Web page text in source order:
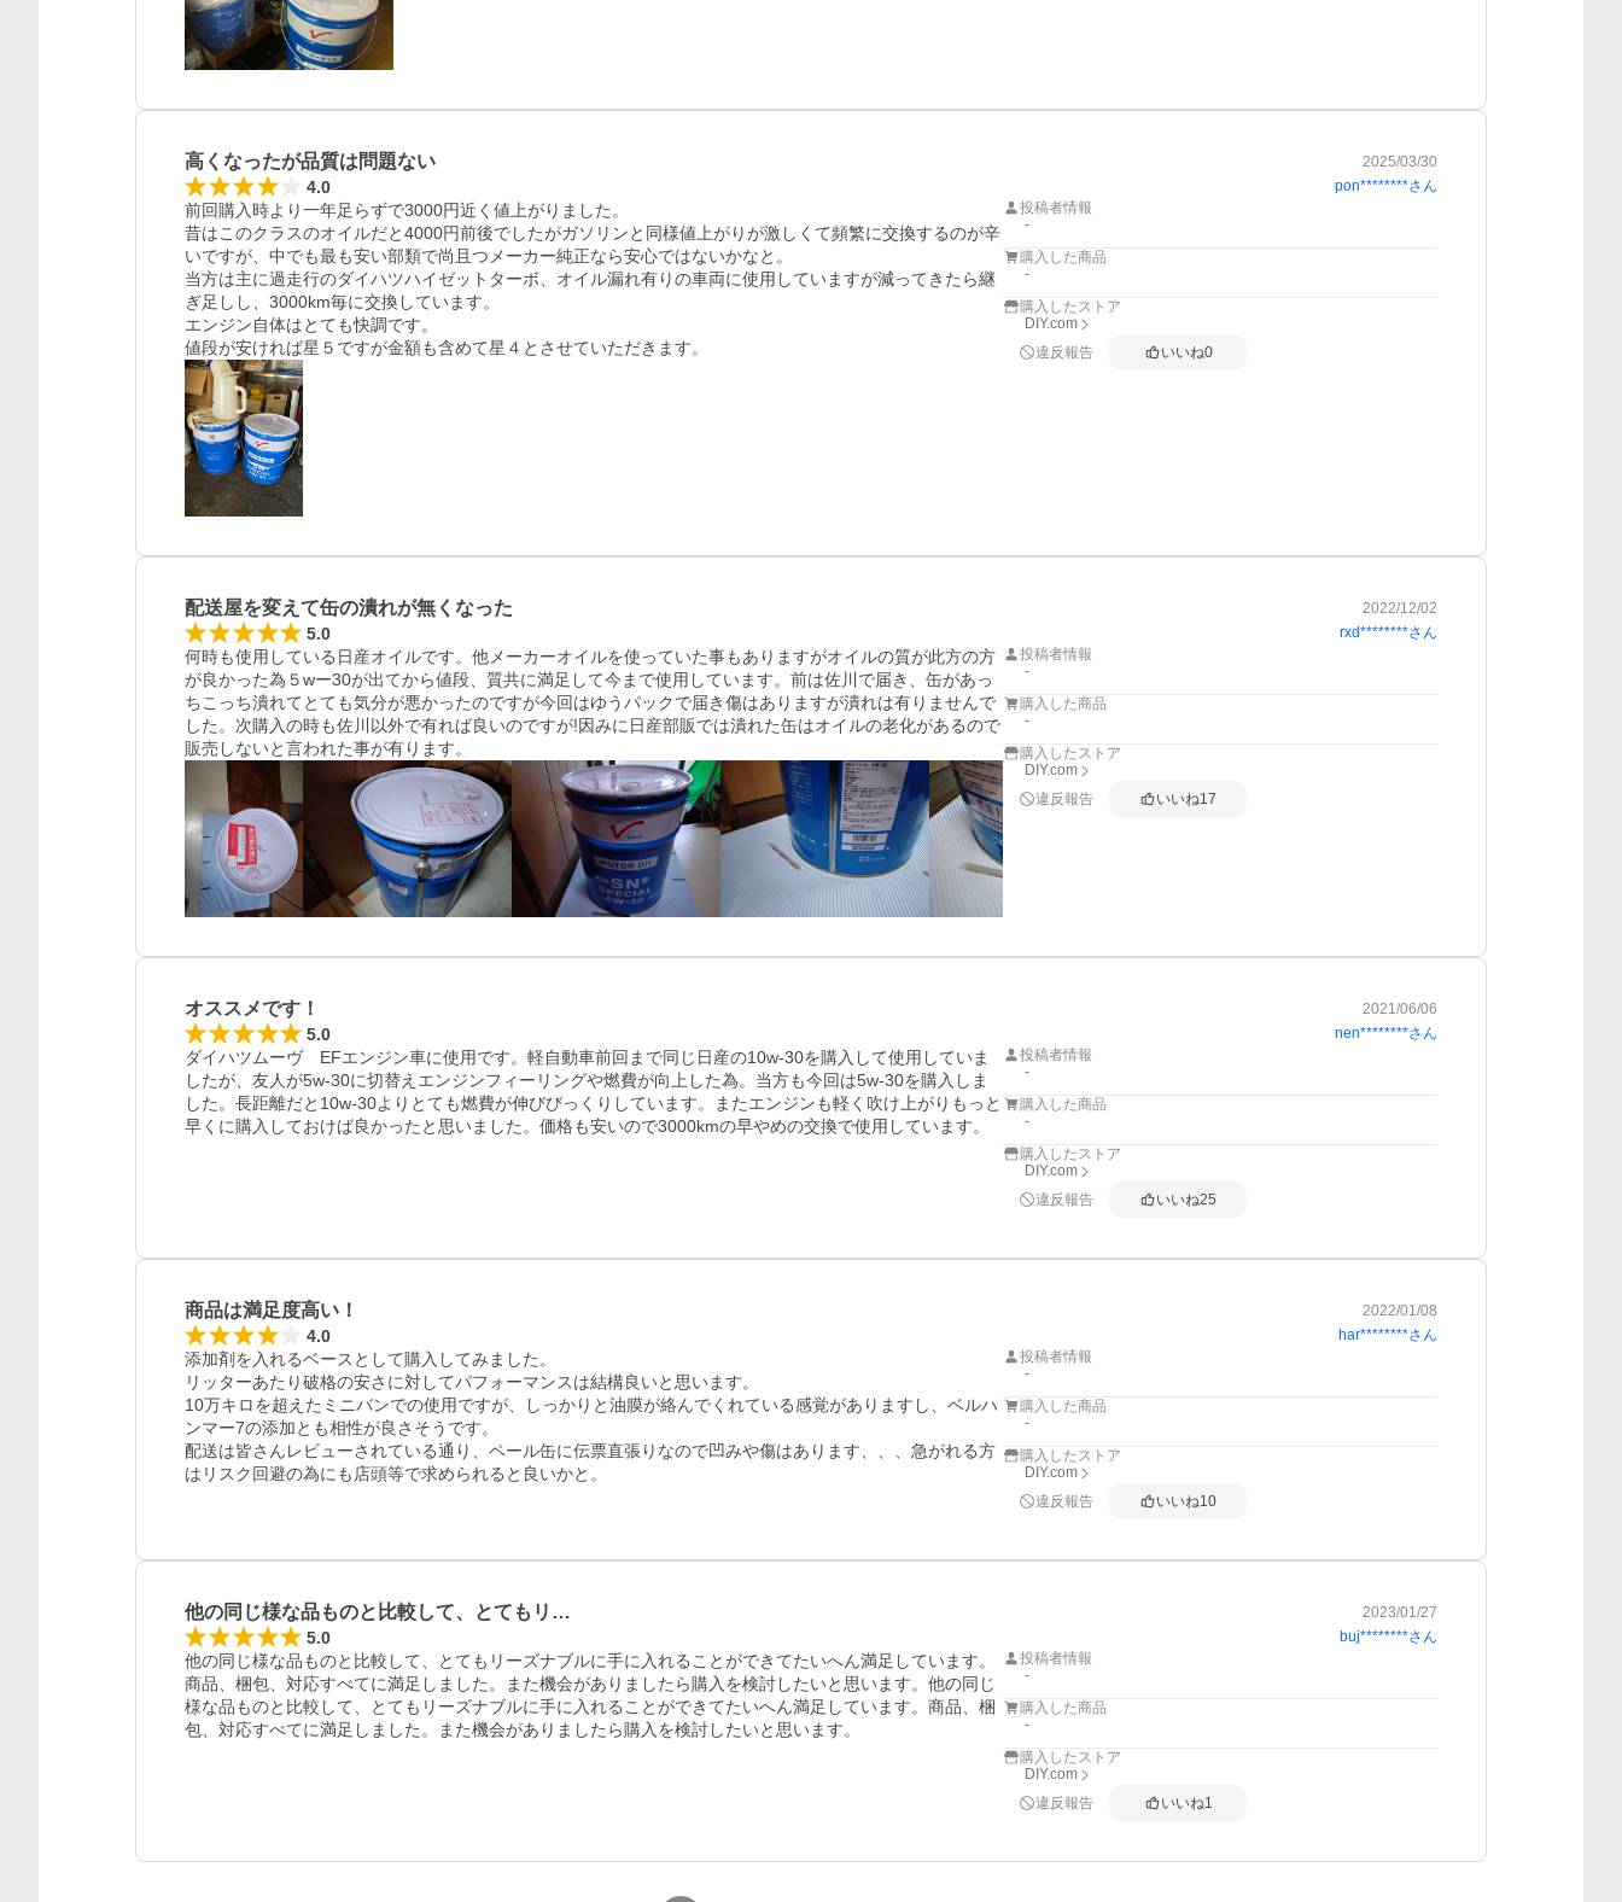
高くなったが品質は問題ない 2025/03/30
4.0 pon********さん
前回購入時より一年足らずで3000円近く値上がりました。
昔はこのクラスのオイルだと4000円前後でしたがガソリンと同様値上がりが激しくて頻繁に交換するのが辛
いですが、中でも最も安い部類で尚且つメーカー純正なら安心ではないかなと。
当方は主に過走行のダイハツハイゼットターボ、オイル漏れ有りの車両に使用していますが減ってきたら継
ぎ足しし、3000km毎に交換しています。
エンジン自体はとても快調です。
値段が安ければ星５ですが金額も含めて星４とさせていただきます。
投稿者情報
-
購入した商品
-
購入したストア
DIY.com
違反報告
いいね0
配送屋を変えて缶の潰れが無くなった 2022/12/02
5.0 rxd********さん
何時も使用している日産オイルです。他メーカーオイルを使っていた事もありますがオイルの質が此方の方
が良かった為５wー30が出てから値段、質共に満足して今まで使用しています。前は佐川で届き、缶があっ
ちこっち潰れてとても気分が悪かったのですが今回はゆうパックで届き傷はありますが潰れは有りませんで
した。次購入の時も佐川以外で有れば良いのですが!因みに日産部販では潰れた缶はオイルの老化があるので
販売しないと言われた事が有ります。
投稿者情報
-
購入した商品
-
購入したストア
DIY.com
違反報告
いいね17
オススメです！ 2021/06/06
5.0 nen********さん
ダイハツムーヴ　EFエンジン車に使用です。軽自動車前回まで同じ日産の10w-30を購入して使用していま
したが、友人が5w-30に切替えエンジンフィーリングや燃費が向上した為。当方も今回は5w-30を購入しま
した。長距離だと10w-30よりとても燃費が伸びびっくりしています。またエンジンも軽く吹け上がりもっと
早くに購入しておけば良かったと思いました。価格も安いので3000kmの早やめの交換で使用しています。
投稿者情報
-
購入した商品
-
購入したストア
DIY.com
違反報告
いいね25
商品は満足度高い！ 2022/01/08
4.0 har********さん
添加剤を入れるベースとして購入してみました。
リッターあたり破格の安さに対してパフォーマンスは結構良いと思います。
10万キロを超えたミニバンでの使用ですが、しっかりと油膜が絡んでくれている感覚がありますし、ベルハ
ンマー7の添加とも相性が良さそうです。
配送は皆さんレビューされている通り、ペール缶に伝票直張りなので凹みや傷はあります、、、急がれる方
はリスク回避の為にも店頭等で求められると良いかと。
投稿者情報
-
購入した商品
-
購入したストア
DIY.com
違反報告
いいね10
他の同じ様な品ものと比較して、とてもリ… 2023/01/27
5.0 buj********さん
他の同じ様な品ものと比較して、とてもリーズナブルに手に入れることができてたいへん満足しています。
商品、梱包、対応すべてに満足しました。また機会がありましたら購入を検討したいと思います。他の同じ
様な品ものと比較して、とてもリーズナブルに手に入れることができてたいへん満足しています。商品、梱
包、対応すべてに満足しました。また機会がありましたら購入を検討したいと思います。
投稿者情報
-
購入した商品
-
購入したストア
DIY.com
違反報告
いいね1